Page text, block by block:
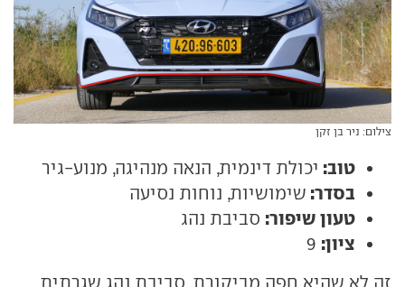
צילום: ניר בן זקן
טוב: יכולת דינמית, הנאה מנהיגה, מנוע-גיר
בסדר: שימושיות, נוחות נסיעה
טעון שיפור: סביבת נהג
ציון: